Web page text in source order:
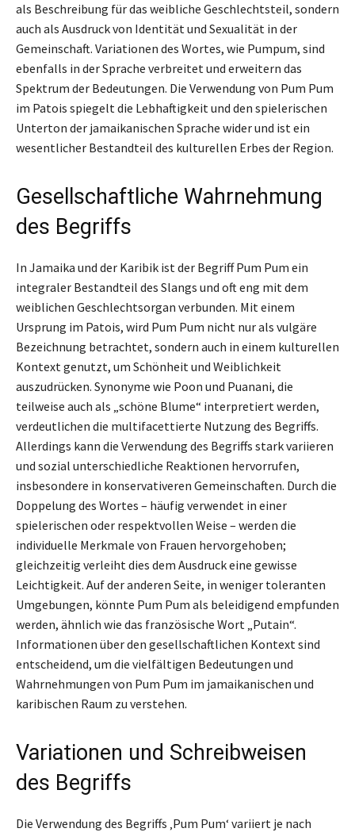
als Beschreibung für das weibliche Geschlechtsteil, sondern
auch als Ausdruck von Identität und Sexualität in der
Gemeinschaft. Variationen des Wortes, wie Pumpum, sind
ebenfalls in der Sprache verbreitet und erweitern das
Spektrum der Bedeutungen. Die Verwendung von Pum Pum
im Patois spiegelt die Lebhaftigkeit und den spielerischen
Unterton der jamaikanischen Sprache wider und ist ein
wesentlicher Bestandteil des kulturellen Erbes der Region.
Gesellschaftliche Wahrnehmung
des Begriffs
In Jamaika und der Karibik ist der Begriff Pum Pum ein
integraler Bestandteil des Slangs und oft eng mit dem
weiblichen Geschlechtsorgan verbunden. Mit einem
Ursprung im Patois, wird Pum Pum nicht nur als vulgäre
Bezeichnung betrachtet, sondern auch in einem kulturellen
Kontext genutzt, um Schönheit und Weiblichkeit
auszudrücken. Synonyme wie Poon und Puanani, die
teilweise auch als „schöne Blume“ interpretiert werden,
verdeutlichen die multifacettierte Nutzung des Begriffs.
Allerdings kann die Verwendung des Begriffs stark variieren
und sozial unterschiedliche Reaktionen hervorrufen,
insbesondere in konservativeren Gemeinschaften. Durch die
Doppelung des Wortes – häufig verwendet in einer
spielerischen oder respektvollen Weise – werden die
individuelle Merkmale von Frauen hervorgehoben;
gleichzeitig verleiht dies dem Ausdruck eine gewisse
Leichtigkeit. Auf der anderen Seite, in weniger toleranten
Umgebungen, könnte Pum Pum als beleidigend empfunden
werden, ähnlich wie das französische Wort „Putain“.
Informationen über den gesellschaftlichen Kontext sind
entscheidend, um die vielfältigen Bedeutungen und
Wahrnehmungen von Pum Pum im jamaikanischen und
karibischen Raum zu verstehen.
Variationen und Schreibweisen
des Begriffs
Die Verwendung des Begriffs ‚Pum Pum‘ variiert je nach